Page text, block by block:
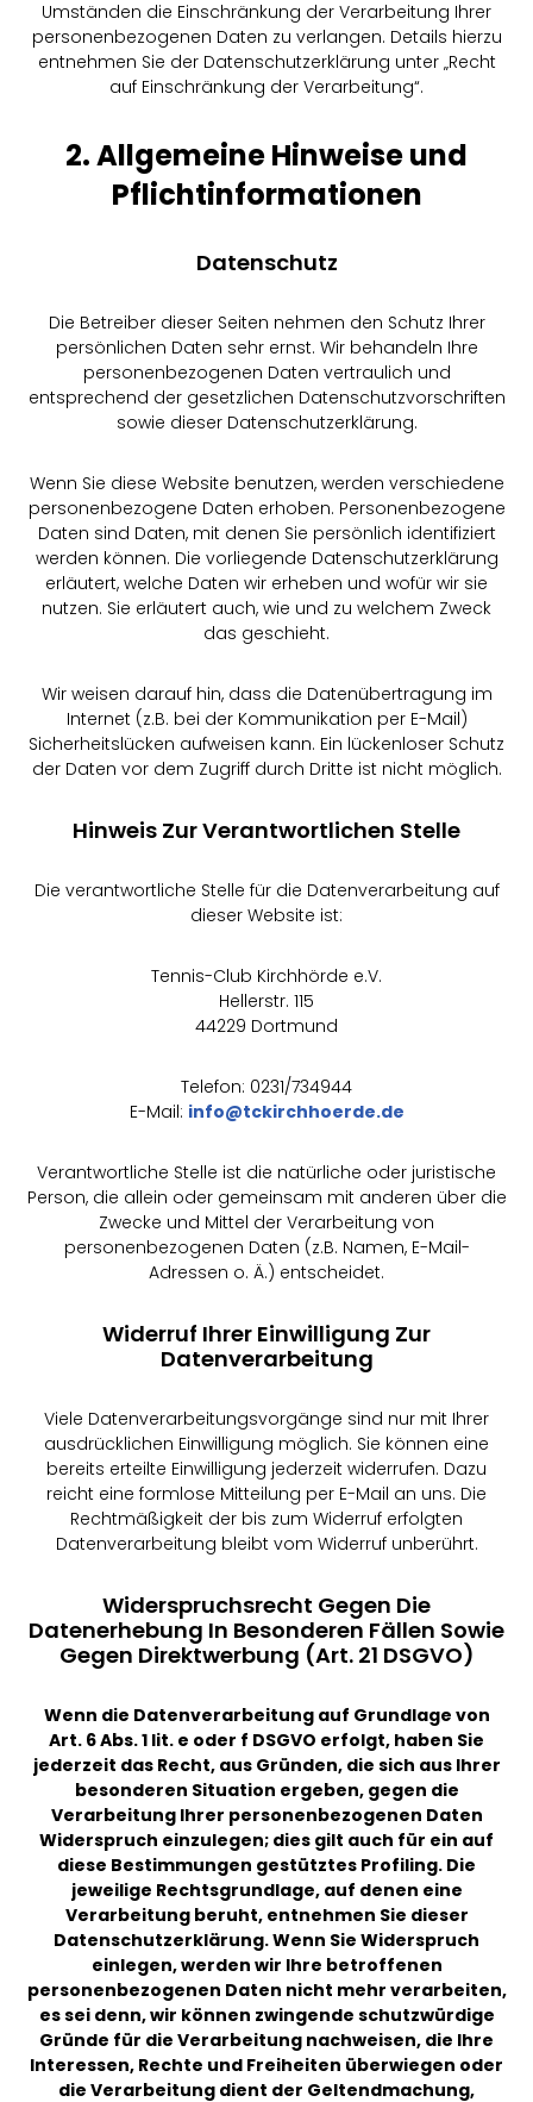
Umständen die Einschränkung der Verarbeitung Ihrer
personenbezogenen Daten zu verlangen. Details hierzu
entnehmen Sie der Datenschutzerklärung unter „Recht
auf Einschränkung der Verarbeitung“.
2. Allgemeine Hinweise und
Pflichtinformationen
Datenschutz
Die Betreiber dieser Seiten nehmen den Schutz Ihrer
persönlichen Daten sehr ernst. Wir behandeln Ihre
personenbezogenen Daten vertraulich und
entsprechend der gesetzlichen Datenschutzvorschriften
sowie dieser Datenschutzerklärung.
Wenn Sie diese Website benutzen, werden verschiedene
personenbezogene Daten erhoben. Personenbezogene
Daten sind Daten, mit denen Sie persönlich identifiziert
werden können. Die vorliegende Datenschutzerklärung
erläutert, welche Daten wir erheben und wofür wir sie
nutzen. Sie erläutert auch, wie und zu welchem Zweck
das geschieht.
Wir weisen darauf hin, dass die Datenübertragung im
Internet (z.B. bei der Kommunikation per E-Mail)
Sicherheitslücken aufweisen kann. Ein lückenloser Schutz
der Daten vor dem Zugriff durch Dritte ist nicht möglich.
Hinweis Zur Verantwortlichen Stelle
Die verantwortliche Stelle für die Datenverarbeitung auf
dieser Website ist:
Tennis-Club Kirchhörde e.V.
Hellerstr. 115
44229 Dortmund
Telefon: 0231/734944
E-Mail: info@tckirchhoerde.de
Verantwortliche Stelle ist die natürliche oder juristische
Person, die allein oder gemeinsam mit anderen über die
Zwecke und Mittel der Verarbeitung von
personenbezogenen Daten (z.B. Namen, E-Mail-
Adressen o. Ä.) entscheidet.
Widerruf Ihrer Einwilligung Zur
Datenverarbeitung
Viele Datenverarbeitungsvorgänge sind nur mit Ihrer
ausdrücklichen Einwilligung möglich. Sie können eine
bereits erteilte Einwilligung jederzeit widerrufen. Dazu
reicht eine formlose Mitteilung per E-Mail an uns. Die
Rechtmäßigkeit der bis zum Widerruf erfolgten
Datenverarbeitung bleibt vom Widerruf unberührt.
Widerspruchsrecht Gegen Die
Datenerhebung In Besonderen Fällen Sowie
Gegen Direktwerbung (Art. 21 DSGVO)
Wenn die Datenverarbeitung auf Grundlage von
Art. 6 Abs. 1 lit. e oder f DSGVO erfolgt, haben Sie
jederzeit das Recht, aus Gründen, die sich aus Ihrer
besonderen Situation ergeben, gegen die
Verarbeitung Ihrer personenbezogenen Daten
Widerspruch einzulegen; dies gilt auch für ein auf
diese Bestimmungen gestütztes Profiling. Die
jeweilige Rechtsgrundlage, auf denen eine
Verarbeitung beruht, entnehmen Sie dieser
Datenschutzerklärung. Wenn Sie Widerspruch
einlegen, werden wir Ihre betroffenen
personenbezogenen Daten nicht mehr verarbeiten,
es sei denn, wir können zwingende schutzwürdige
Gründe für die Verarbeitung nachweisen, die Ihre
Interessen, Rechte und Freiheiten überwiegen oder
die Verarbeitung dient der Geltendmachung,